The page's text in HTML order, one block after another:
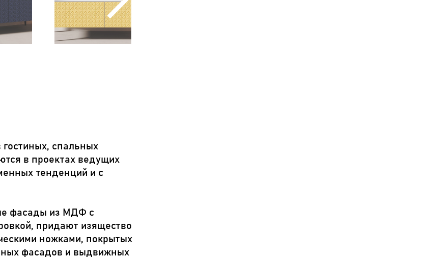
гостиных, спальных
в проектах ведущих
тенденций и с
фасады из МДФ с
придают изящество
ножками, покрытых
фасадов и выдвижных